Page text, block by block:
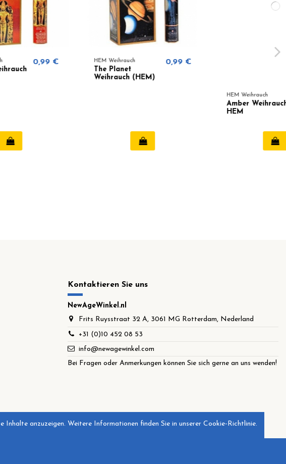
HEM Weihrauch 0,99 €
Amber Weihrauch -
0,99 €
Kontaktieren Sie uns
NewAgeWinkel.nl
Frits Ruysstraat 32 A, 3061 MG Rotterdam, Nederland
+31 (0)10 452 08 53
info@newagewinkel.com
Bei Fragen oder Anmerkungen können Sie sich gerne an uns wenden!
Inhalte anzuzeigen. Weitere Informationen finden Sie in unserer Cookie-Richtlinie.